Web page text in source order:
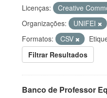
Licenças:
Creative
Organizações:
UNIFEI
Formatos:
CSV
Filtrar Resultados
Banco de Professor